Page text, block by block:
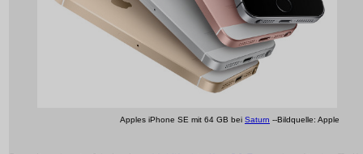
Apples iPhone SE mit 64 GB bei Saturn --Bildquelle: Apple